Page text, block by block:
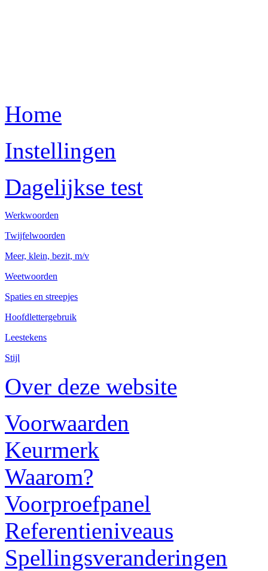
Home
Instellingen
Dagelijkse test
Werkwoorden
Twijfelwoorden
Meer, klein, bezit, m/v
Weetwoorden
Spaties en streepjes
Hoofdlettergebruik
Leestekens
Stijl
Over deze website
Voorwaarden
Keurmerk
Waarom?
Voorproefpanel
Referentieniveaus
Spellingsveranderingen